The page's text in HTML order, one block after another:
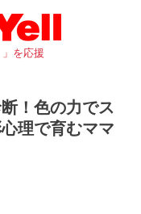
を応援
！色の力でス
理で育むママ